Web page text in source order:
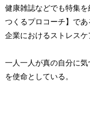
健康雑誌などでも特集
つくるプロコーチ】であ
企業におけるストレスケ
一人一人が真の自分に
を使命としている。